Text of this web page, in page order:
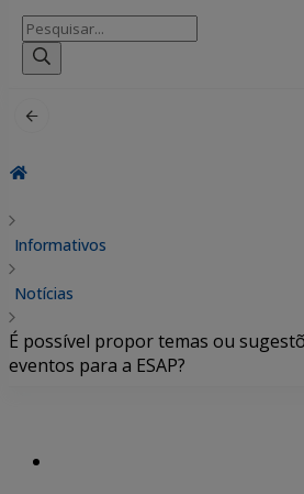
Pesquisar
por:
Informativos
Notícias
É possível propor temas ou
eventos para a ESAP?